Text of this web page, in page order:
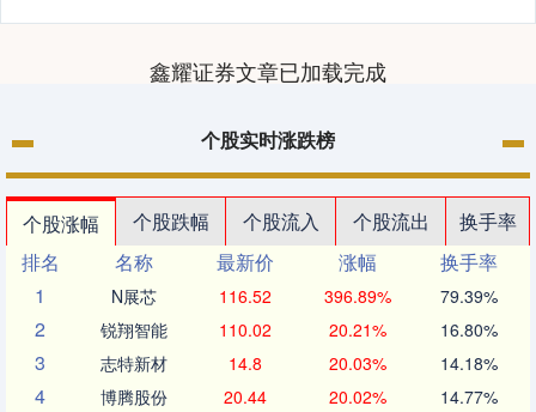
鑫耀证券文章已加载完成
个股实时涨跌榜
个股涨幅 个股跌幅 个股流入 个股流出
换手率
排名
名称 最新价 涨幅
换手率
1
N展芯 116.52 396.89% 79.39%
2 锐翔智能 110.02 20.21% 16.80%
3 志特新材 14.8 20.03% 14.18%
4 博腾股份 20.44 20.02% 14.77%